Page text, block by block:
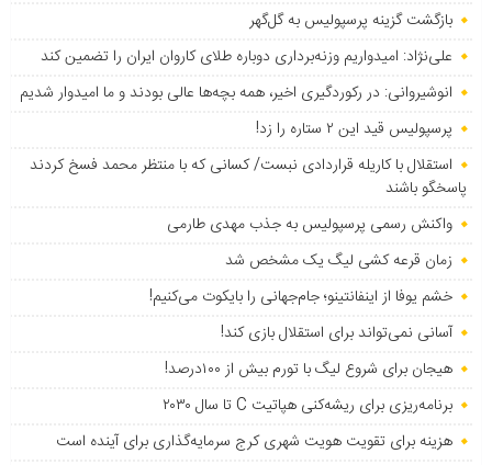
بازگشت گزینه پرسپولیس به ‌گل‌گهر
علی‌نژاد: امیدواریم وزنه‌برداری دوباره طلای کاروان ایران را تضمین کند
انوشیروانی: در رکوردگیری اخیر، همه بچه‌ها عالی بودند و ما امیدوار شدیم
پرسپولیس قید این ۲ ستاره را زد!
استقلال با کاریله قراردادی نبست/ کسانی که با منتظر محمد فسخ کردند
پاسخگو باشند
واکنش رسمی پرسپولیس به جذب مهدی طارمی
زمان قرعه کشی لیگ یک مشخص شد
خشم یوفا از اینفانتینو؛ جام‌جهانی را بایکوت می‌کنیم!
آسانی نمی‌تواند برای استقلال بازی کند!
هیجان برای شروع لیگ با تورم بیش از ۱۰۰درصد!
برنامه‌ریزی برای ریشه‌کنی هپاتیت C تا سال ۲۰۳۰
هزینه برای تقویت هویت شهری کرج سرمایه‌گذاری برای آینده است